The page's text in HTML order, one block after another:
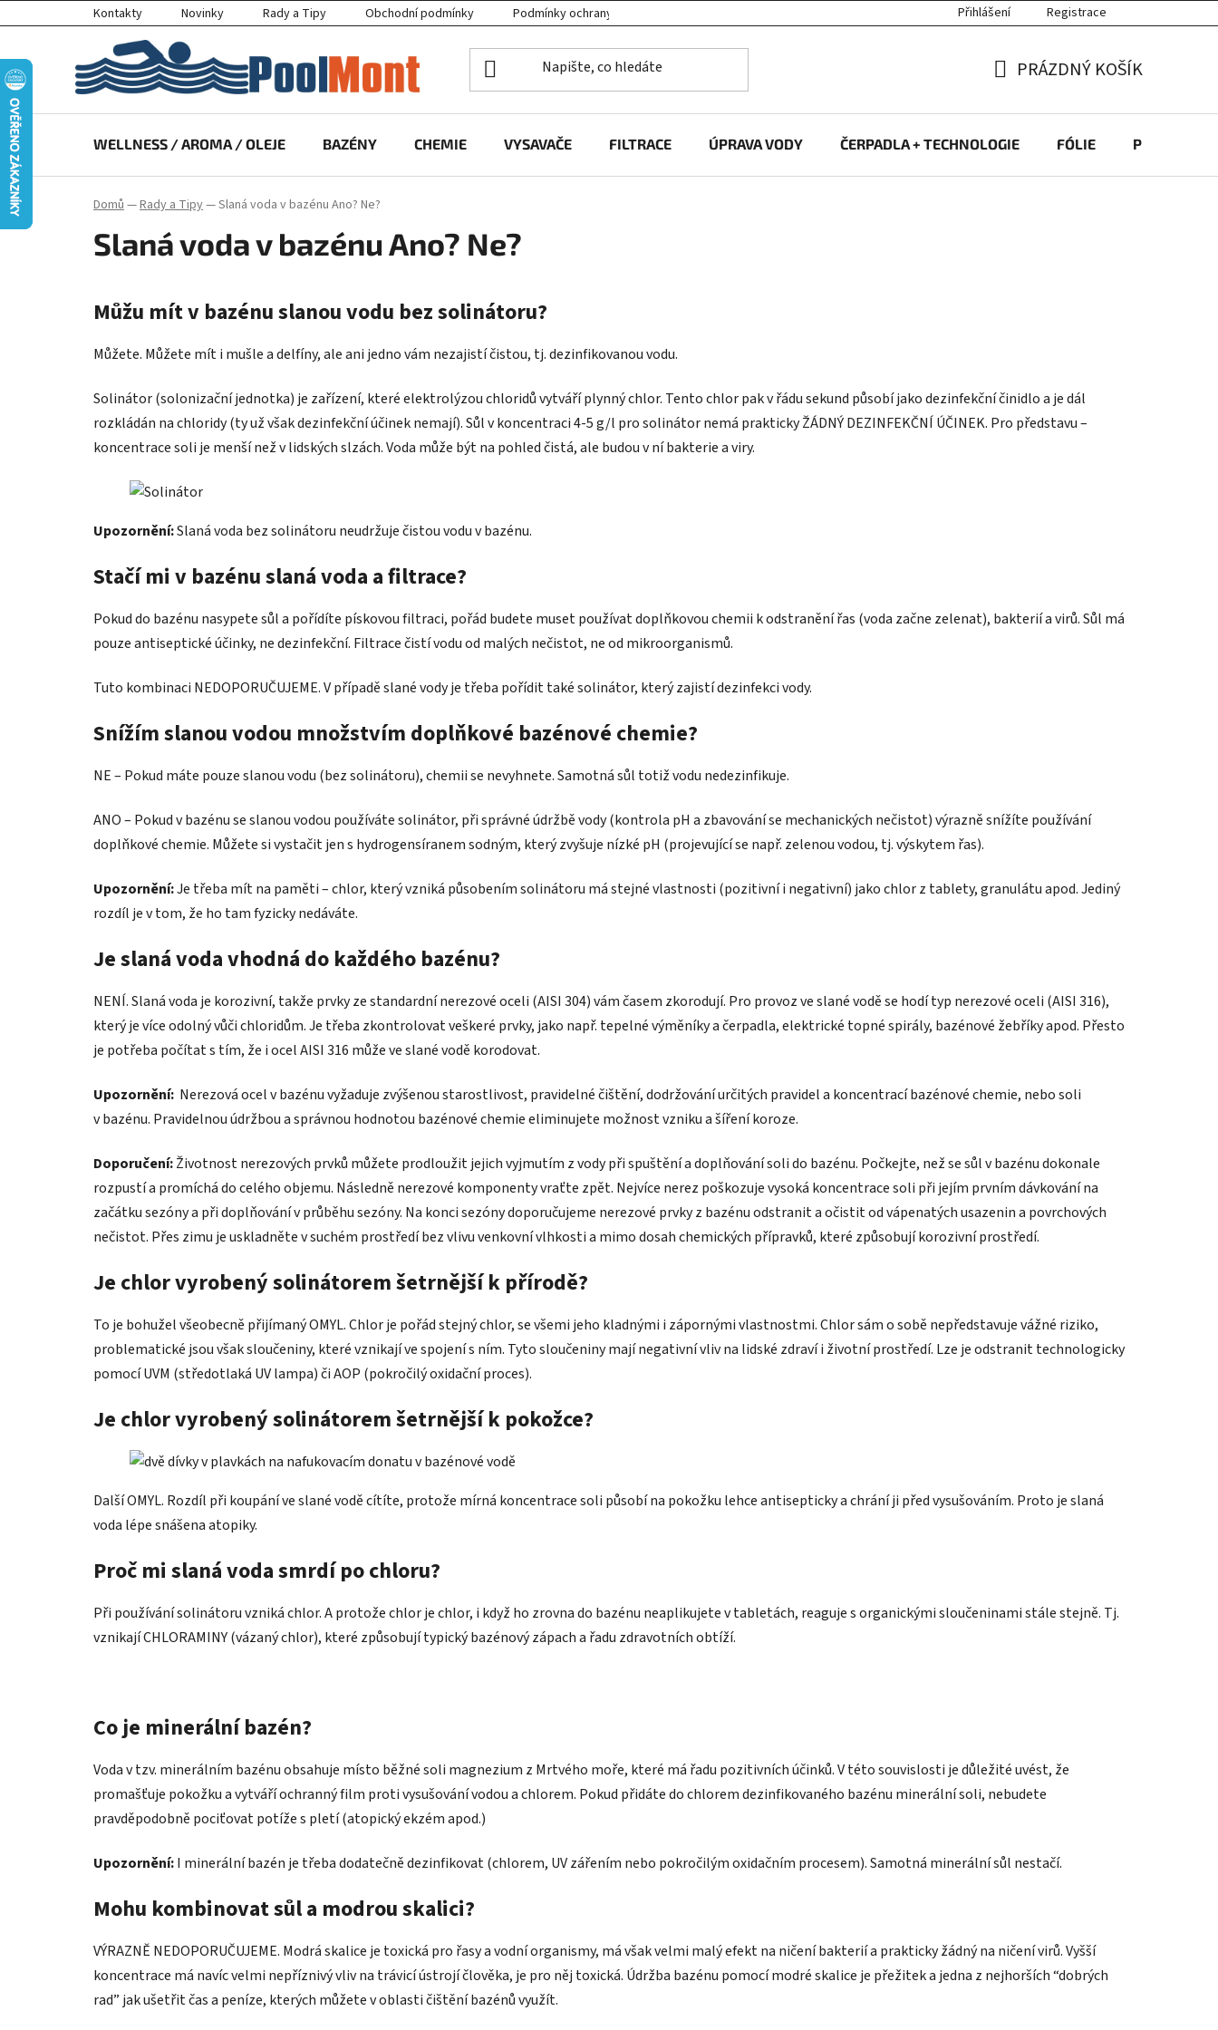
na
Kontakty Novinky Rady a Tipy Obchodní podmínky Podmínky ochrany osobních údajů Přihlášení Registrace
KOŠÍK
PRÁZDNÝ KOŠÍK
WELLNESS / AROMA / OLEJE BAZÉNY CHEMIE VYSAVAČE FILTRACE ÚPRAVA VODY ČERPADLA + TECHNOLOGIE FÓLIE
Domů—Rady a Tipy—Slaná voda v bazénu Ano? Ne?
Slaná voda v bazénu Ano? Ne?
Můžu mít v bazénu slanou vodu bez solinátoru?
Můžete. Můžete mít i mušle a delfíny, ale ani jedno vám nezajistí čistou, tj. dezinfikovanou vodu.
Solinátor (solonizační jednotka) je zařízení, které elektrolýzou chloridů vytváří plynný chlor. Tento chlor pak v řádu sekund působí jako dezinfekční činidlo a je dál
rozkládán na chloridy (ty už však dezinfekční účinek nemají). Sůl v koncentraci 4-5 g/l pro solinátor nemá prakticky ŽÁDNÝ DEZINFEKČNÍ ÚČINEK. Pro představu –
koncentrace soli je menší než v lidských slzách. Voda může být na pohled čistá, ale budou v ní bakterie a viry.
Upozornění:Slaná voda bez solinátoru neudržuje čistou vodu v bazénu.
Stačí mi v bazénu slaná voda a filtrace?
Pokud do bazénu nasypete sůl a pořídíte pískovou filtraci, pořád budete muset používat doplňkovou chemii k odstranění řas (voda začne zelenat), bakterií a virů. Sůl má
pouze antiseptické účinky, ne dezinfekční. Filtrace čistí vodu od malých nečistot, ne od mikroorganismů.
Tuto kombinaci NEDOPORUČUJEME. V případě slané vody je třeba pořídit také solinátor, který zajistí dezinfekci vody.
Snížím slanou vodou množstvím doplňkové bazénové chemie?
NE – Pokud máte pouze slanou vodu (bez solinátoru), chemii se nevyhnete. Samotná sůl totiž vodu nedezinfikuje.
ANO – Pokud v bazénu se slanou vodou používáte solinátor, při správné údržbě vody (kontrola pH a zbavování se mechanických nečistot) výrazně snížíte používání
doplňkové chemie. Můžete si vystačit jen s hydrogensíranem sodným, který zvyšuje nízké pH (projevující se např. zelenou vodou, tj. výskytem řas).
Upozornění:Je třeba mít na paměti – chlor, který vzniká působením solinátoru má stejné vlastnosti (pozitivní i negativní) jako chlor z tablety, granulátu apod. Jediný
rozdíl je v tom, že ho tam fyzicky nedáváte.
Je slaná voda vhodná do každého bazénu?
NENÍ. Slaná voda je korozivní, takže prvky ze standardní nerezové oceli (AISI 304) vám časem zkorodují. Pro provoz ve slané vodě se hodí typ nerezové oceli (AISI 316),
který je více odolný vůči chloridům. Je třeba zkontrolovat veškeré prvky, jako např. tepelné výměníky a čerpadla, elektrické topné spirály, bazénové žebříky apod. Přesto
je potřeba počítat s tím, že i ocel AISI 316 může ve slané vodě korodovat.
Upozornění: Nerezová ocel v bazénu vyžaduje zvýšenou starostlivost, pravidelné čištění, dodržování určitých pravidel a koncentrací bazénové chemie, nebo soli
v bazénu. Pravidelnou údržbou a správnou hodnotou bazénové chemie eliminujete možnost vzniku a šíření koroze.
Doporučení:Životnost nerezových prvků můžete prodloužit jejich vyjmutím z vody při spuštění a doplňování soli do bazénu. Počkejte, než se sůl v bazénu dokonale
rozpustí a promíchá do celého objemu. Následně nerezové komponenty vraťte zpět. Nejvíce nerez poškozuje vysoká koncentrace soli při jejím prvním dávkování na
začátku sezóny a při doplňování v průběhu sezóny. Na konci sezóny doporučujeme nerezové prvky z bazénu odstranit a očistit od vápenatých usazenin a povrchových
nečistot. Přes zimu je uskladněte v suchém prostředí bez vlivu venkovní vlhkosti a mimo dosah chemických přípravků, které způsobují korozivní prostředí.
Je chlor vyrobený solinátorem šetrnější k přírodě?
To je bohužel všeobecně přijímaný OMYL. Chlor je pořád stejný chlor, se všemi jeho kladnými i zápornými vlastnostmi. Chlor sám o sobě nepředstavuje vážné riziko,
problematické jsou však sloučeniny, které vznikají ve spojení s ním. Tyto sloučeniny mají negativní vliv na lidské zdraví i životní prostředí. Lze je odstranit technologicky
pomocí UVM (středotlaká UV lampa) či AOP (pokročilý oxidační proces).
Je chlor vyrobený solinátorem šetrnější k pokožce?
Další OMYL. Rozdíl při koupání ve slané vodě cítíte, protože mírná koncentrace soli působí na pokožku lehce antisepticky a chrání ji před vysušováním. Proto je slaná
voda lépe snášena atopiky.
Proč mi slaná voda smrdí po chloru?
Při používání solinátoru vzniká chlor. A protože chlor je chlor, i když ho zrovna do bazénu neaplikujete v tabletách, reaguje s organickými sloučeninami stále stejně. Tj.
vznikají CHLORAMINY (vázaný chlor), které způsobují typický bazénový zápach a řadu zdravotních obtíží.
Co je minerální bazén?
Voda v tzv. minerálním bazénu obsahuje místo běžné soli magnezium z Mrtvého moře, které má řadu pozitivních účinků. V této souvislosti je důležité uvést, že
promašťuje pokožku a vytváří ochranný film proti vysušování vodou a chlorem. Pokud přidáte do chlorem dezinfikovaného bazénu minerální soli, nebudete
pravděpodobně pociťovat potíže s pletí (atopický ekzém apod.)
Upozornění:I minerální bazén je třeba dodatečně dezinfikovat (chlorem, UV zářením nebo pokročilým oxidačním procesem). Samotná minerální sůl nestačí.
Mohu kombinovat sůl a modrou skalici?
VÝRAZNĚ NEDOPORUČUJEME. Modrá skalice je toxická pro řasy a vodní organismy, má však velmi malý efekt na ničení bakterií a prakticky žádný na ničení virů. Vyšší
koncentrace má navíc velmi nepříznivý vliv na trávicí ústrojí člověka, je pro něj toxická. Údržba bazénu pomocí modré skalice je přežitek a jedna z nejhorších “dobrých
rad” jak ušetřit čas a peníze, kterých můžete v oblasti čištění bazénů využít.